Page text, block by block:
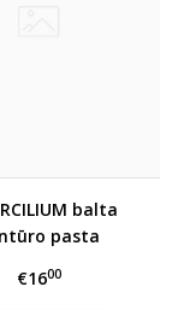
balta
pasta
€1600